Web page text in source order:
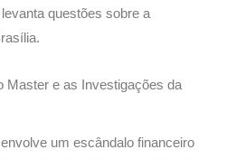
questões sobre a
Master e as Investigações da
um escândalo financeiro